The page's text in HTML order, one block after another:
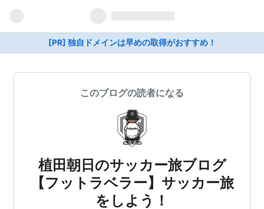
[PR] 独自ドメインは早めの取得がおすすめ！
このブログの読者になる
植田朝日のサッカー旅ブログ
【フットラベラー】サッカー旅
をしよう！